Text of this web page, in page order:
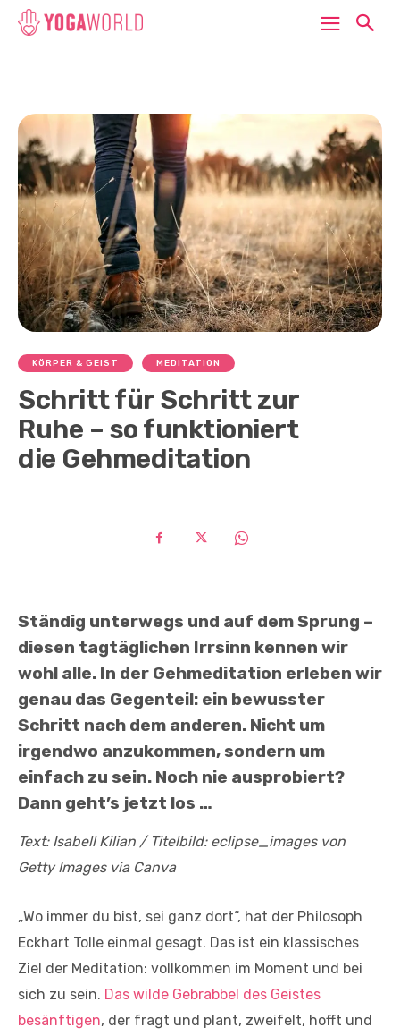
KÖRPER & GEIST MEDITATION
Schritt für Schritt zur
Ruhe – so funktioniert
die Gehmeditation
Ständig unterwegs und auf dem Sprung –
diesen tagtäglichen Irrsinn kennen wir
wohl alle. In der Gehmeditation erleben wir
genau das Gegenteil: ein bewusster
Schritt nach dem anderen. Nicht um
irgendwo anzukommen, sondern um
einfach zu sein. Noch nie ausprobiert?
Dann geht’s jetzt los …
Text: Isabell Kilian / Titelbild: eclipse_images von
Getty Images via Canva
„Wo immer du bist, sei ganz dort“, hat der Philosoph
Eckhart Tolle einmal gesagt. Das ist ein klassisches
Ziel der Meditation: vollkommen im Moment und bei
sich zu sein. Das wilde Gebrabbel des Geistes
besänftigen, der fragt und plant, zweifelt, hofft und